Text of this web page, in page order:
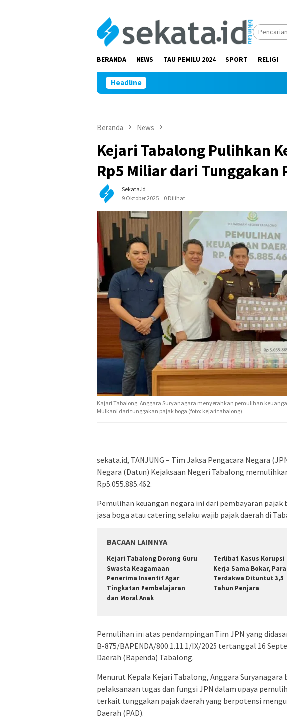
BERANDA NEWS TAU PEMILU 2024 SPORT RELIGI
Headline
Beranda News
Kejari Tabalong Pulihkan
Rp5 Miliar dari Tunggakan
Sekata.id
9 Oktober 2025
0 Dilihat
Kajari Tabalong, Anggara Suryanagara menyerahkan pemulihan
Mulkani dari tunggakan pajak boga (foto: kejari tabalong)
sekata.id, TANJUNG – Tim Jaksa Pengacara Negara
Negara (Datun) Kejaksaan Negeri Tabalong
Rp5.055.885.462.
Pemulihan keuangan negara ini dari pembayaran
jasa boga atau catering selaku wajib pajak daerah di
BACAAN LAINNYA
Kejari Tabalong Dorong Guru
Swasta Keagamaan
Penerima Insentif Agar
Tingkatan Pembelajaran
dan Moral Anak
Terlibat Kasus Korupsi
Kerja Sama Bokar, Para
Terdakwa Dituntut 3,5
Tahun Penjara
Pemulihan ini atas pendampingan Tim JPN yang
B-875/BAPENDA/800.1.11.1/IX/2025 tertanggal 16
Daerah (Bapenda) Tabalong.
Menurut Kepala Kejari Tabalong, Anggara
pelaksanaan tugas dan fungsi JPN dalam upaya
terkait tunggakan pajak daerah yang berpotensi
Daerah (PAD).